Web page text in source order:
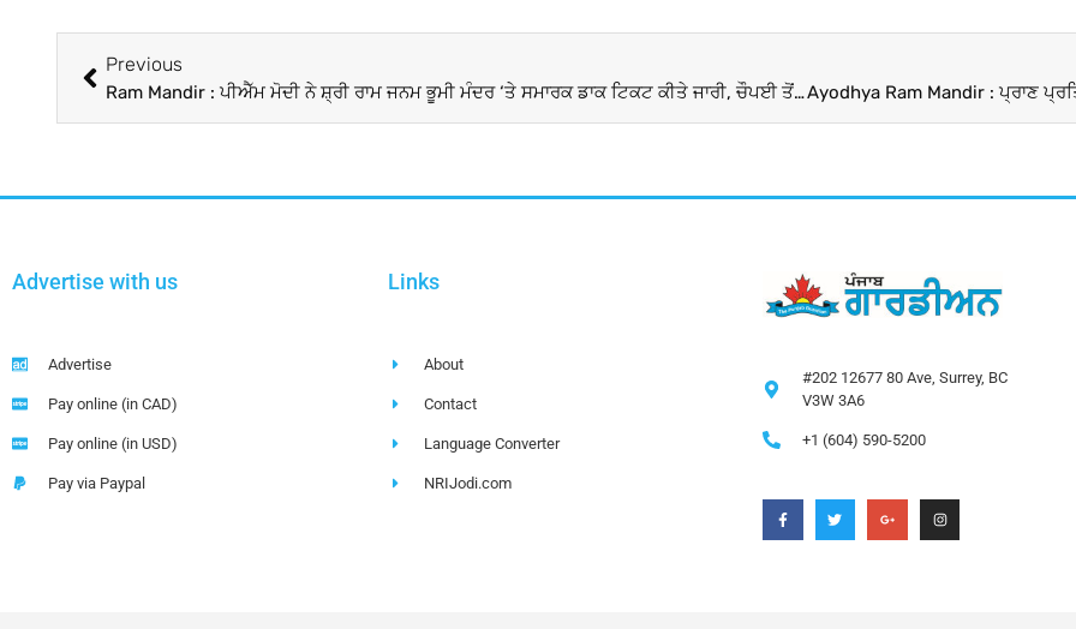
Previous
Ram Mandir : ਪੀਐੱਮ ਮੋਦੀ ਨੇ ਸ਼੍ਰੀ ਰਾਮ ਜਨਮ ਭੂਮੀ ਮੰਦਰ ‘ਤੇ ਸਮਾਰਕ ਡਾਕ ਟਿਕਟ ਕੀਤੇ ਜਾਰੀ, ਚੌਪਈ ਤੋਂ ਲੈ ਕੇ ਵੱਖ-ਵੱਖ ਡਿਜ਼ਾਈਨ ਹੈ ਸ਼ਾਮਲ
Advertise with us
Advertise
Pay online (in CAD)
Pay online (in USD)
Pay via Paypal
Links
About
Contact
Language Converter
NRIJodi.com
#202 12677 80 Ave, Surrey, BC
V3W 3A6
+1 (604) 590-5200